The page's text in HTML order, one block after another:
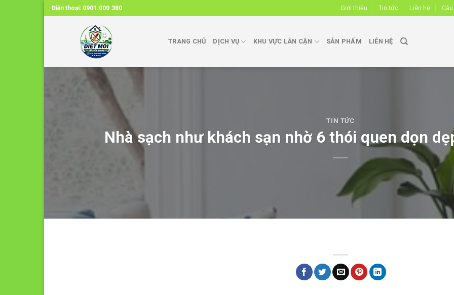
Skip
to
Điện thoại: 0901.000.380 Giới thiệu Tin tức Liên hệ
TRANG CHỦ DỊCH VỤ KHU VỰC LÂN CẬN SẢN PHẨM LIÊN HỆ
TIN TỨC
Nhà sạch như khách sạn nhờ 6 thói quen dọn